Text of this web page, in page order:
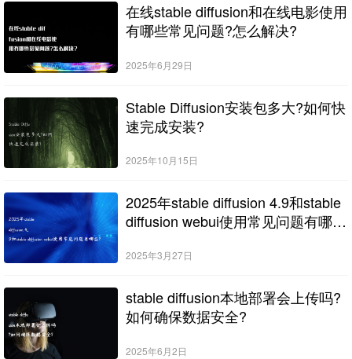
在线stable diffusion和在线电影使用
有哪些常见问题?怎么解决?
2025年6月29日
Stable Diffusion安装包多大?如何快
速完成安装?
2025年10月15日
2025年stable diffusion 4.9和stable
diffusion webui使用常见问题有哪
2025年3月27日
stable diffusion本地部署会上传吗?
如何确保数据安全?
2025年6月2日